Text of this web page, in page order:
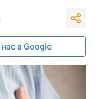
в Google